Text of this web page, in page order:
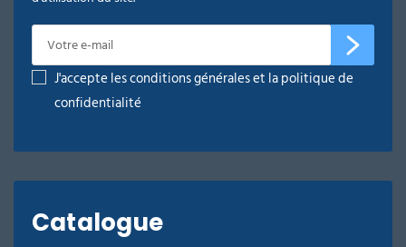
Lance
rotabuse
pour
nettoyeur
60°C
l'unité
Lance
J'accepte les conditions générales et la politique de
confidentialité
Catalogue